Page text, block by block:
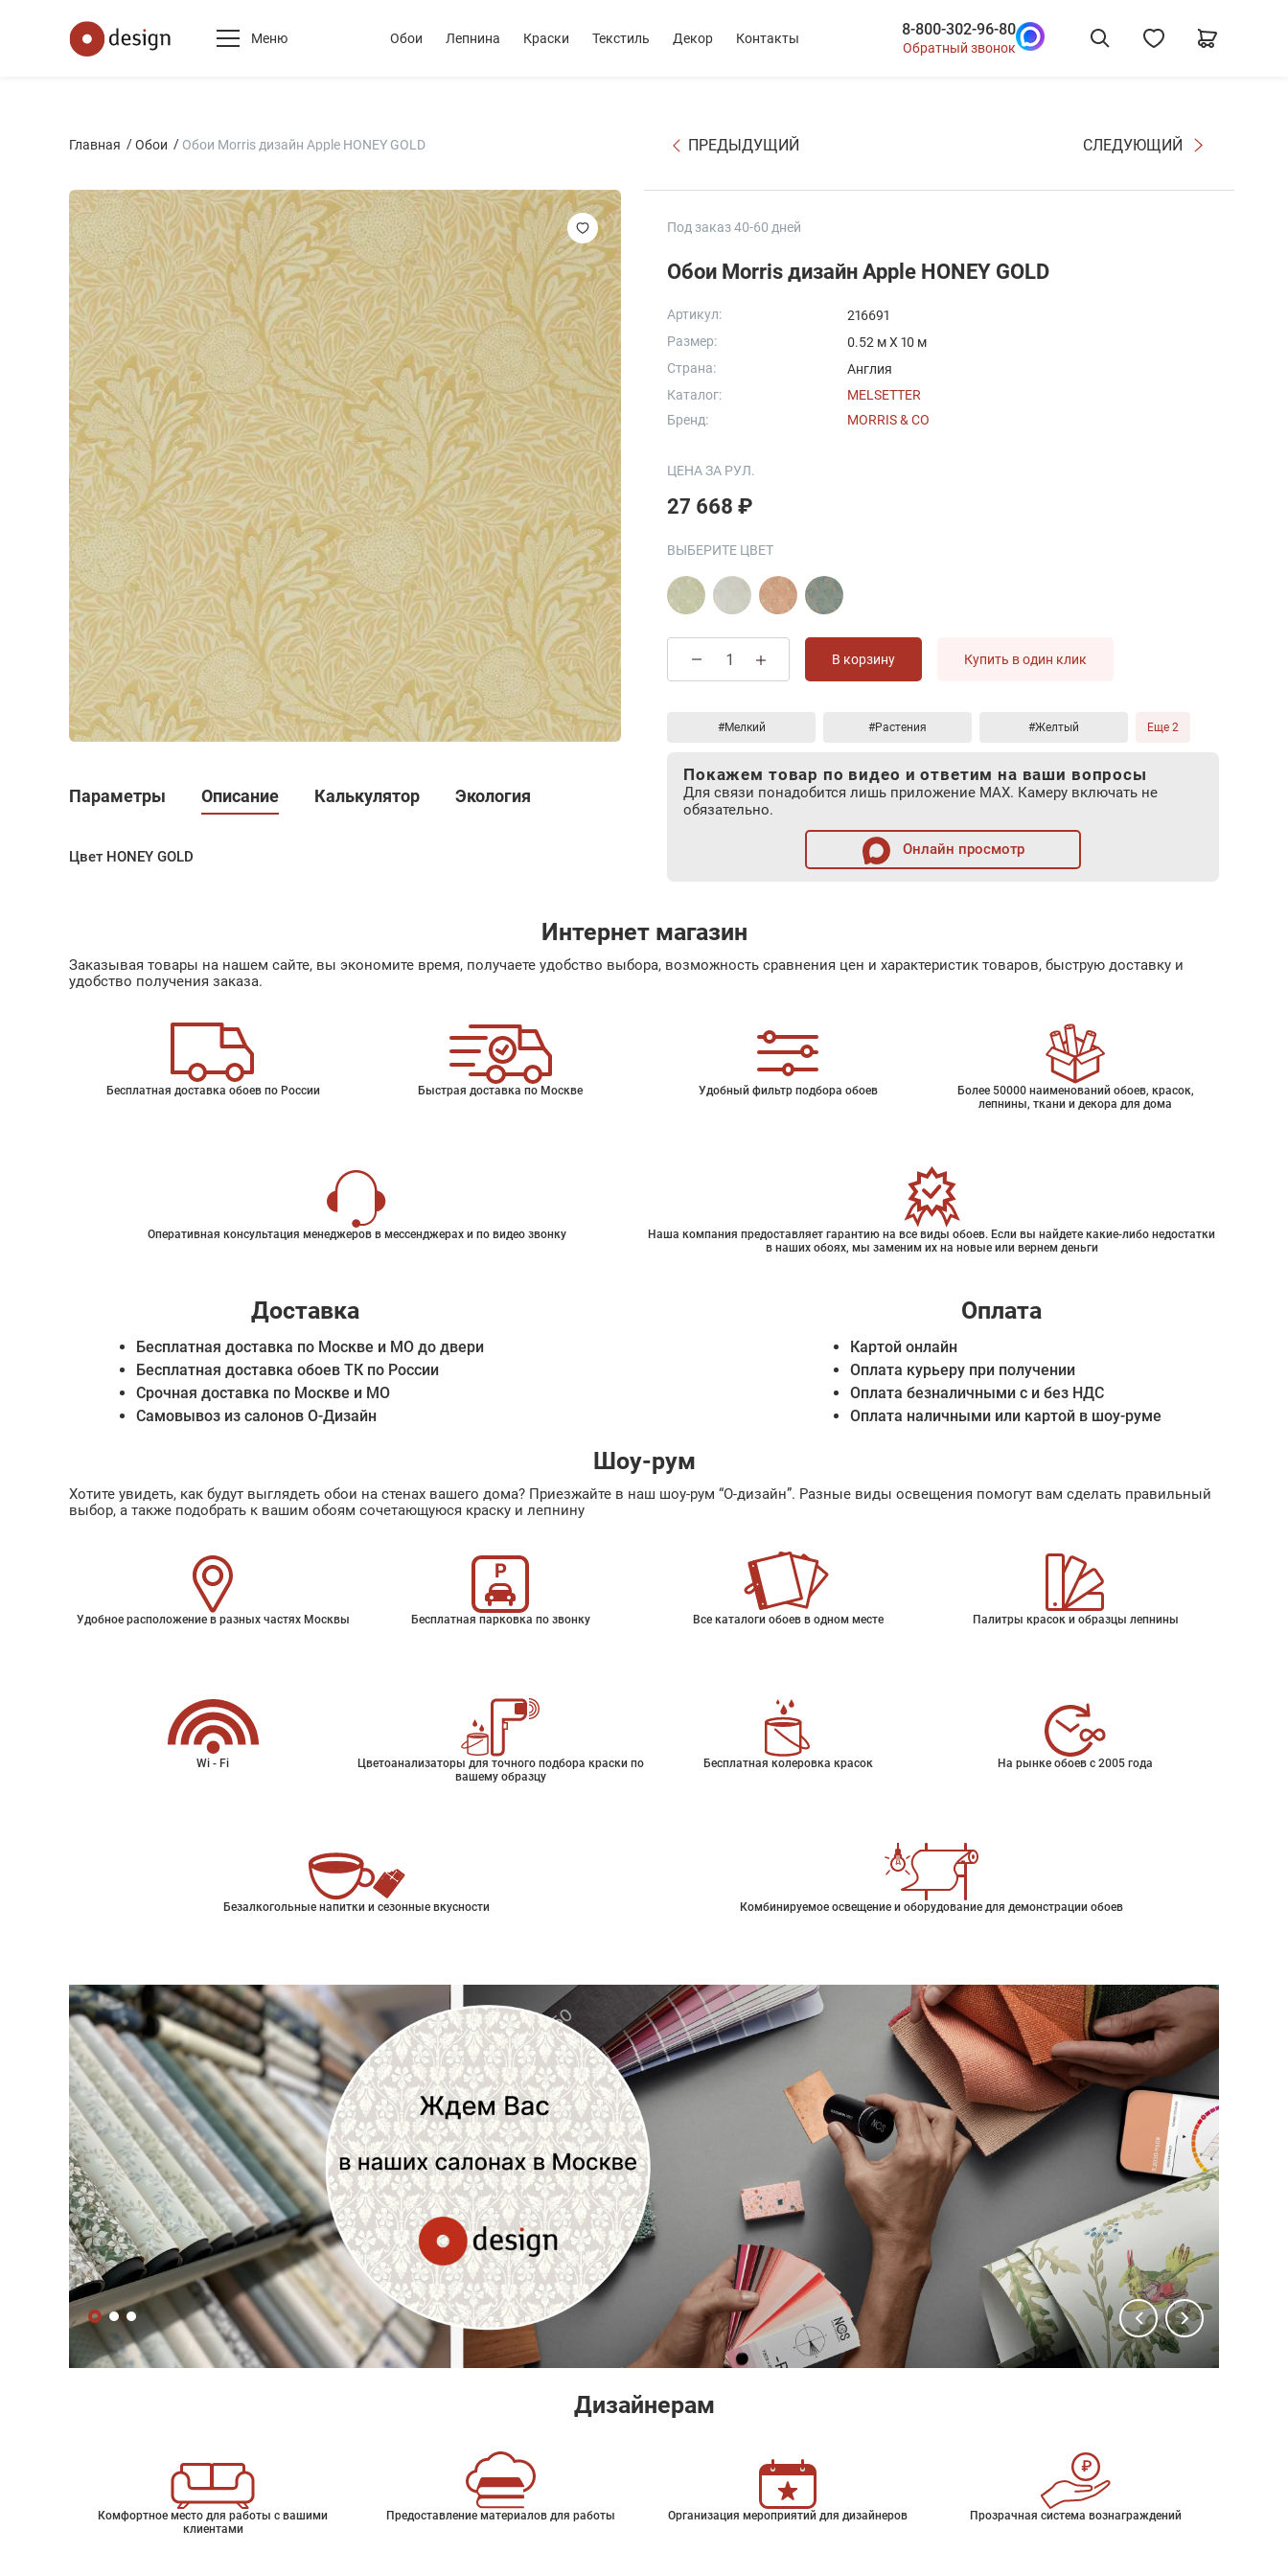
Меню Обои Лепнина Краски Текстиль Декор Контакты 8-800-302-96-80
Обратный звонок
Главная Обои Обои Morris дизайн Apple HONEY GOLD ПРЕДЫДУЩИЙ СЛЕДУЮЩИЙ
Параметры Описание Калькулятор Экология
Цвет HONEY GOLD
Под заказ 40-60 дней
Обои Morris дизайн Apple HONEY GOLD
Артикул:
216691
Размер:
0.52 м X 10 м
Страна:
Англия
Каталог:
MELSETTER
Бренд:
MORRIS & CO
ЦЕНА ЗА РУЛ.
27 668 ₽
ВЫБЕРИТЕ ЦВЕТ
В корзину Купить в один клик
#Мелкий #Растения #Желтый Еще 2
Покажем товар по видео и ответим на ваши вопросы
Для связи понадобится лишь приложение MAX. Камеру включать не
обязательно.
Онлайн просмотр
Интернет магазин
Заказывая товары на нашем сайте, вы экономите время, получаете удобство выбора, возможность сравнения цен и характеристик товаров, быструю доставку и
удобство получения заказа.
Бесплатная доставка обоев по России Быстрая доставка по Москве Удобный фильтр подбора обоев
Более 50000 наименований обоев, красок,
лепнины, ткани и декора для дома
Оперативная консультация менеджеров в мессенджерах и по видео звонку
Наша компания предоставляет гарантию на все виды обоев. Если вы найдете какие-либо недостатки
в наших обоях, мы заменим их на новые или вернем деньги
Доставка
Бесплатная доставка по Москве и МО до двери
Бесплатная доставка обоев ТК по России
Срочная доставка по Москве и МО
Самовывоз из салонов О-Дизайн
Оплата
Картой онлайн
Оплата курьеру при получении
Оплата безналичными с и без НДС
Оплата наличными или картой в шоу-руме
Шоу-рум
Хотите увидеть, как будут выглядеть обои на стенах вашего дома? Приезжайте в наш шоу-рум “О-дизайн”. Разные виды освещения помогут вам сделать правильный
выбор, а также подобрать к вашим обоям сочетающуюся краску и лепнину
Удобное расположение в разных частях Москвы Бесплатная парковка по звонку Все каталоги обоев в одном месте Палитры красок и образцы лепнины
Wi - Fi
Цветоанализаторы для точного подбора краски по
вашему образцу
Бесплатная колеровка красок На рынке обоев с 2005 года
Безалкогольные напитки и сезонные вкусности Комбинируемое освещение и оборудование для демонстрации обоев
Дизайнерам
Комфортное место для работы с вашими
клиентами
Предоставление материалов для работы Организация мероприятий для дизайнеров Прозрачная система вознаграждений